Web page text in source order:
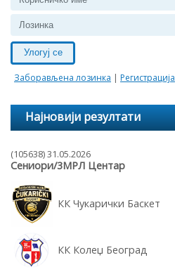
Улогуј се
Заборављена лозинка | Регистрација
Најновији резултати
(105638) 31.05.2026
Сениори/3МРЛ Центар
КК Чукарички Баскет
КК Колеџ Београд